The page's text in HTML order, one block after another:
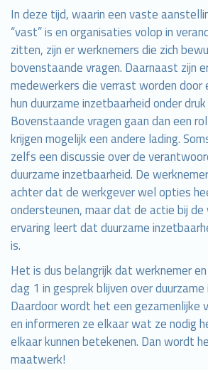
In deze tijd, waarin een vaste
“vast” is en organisaties volop in
zitten, zijn er werknemers die zich
bovenstaande vragen. Daarnaast zijn
medewerkers die verrast worden door
hun duurzame inzetbaarheid onder
Bovenstaande vragen gaan dan een
krijgen mogelijk een andere lading.
zelfs een discussie over de
duurzame inzetbaarheid. De
achter dat de werkgever wel opties
ondersteunen, maar dat de actie bij
ervaring leert dat duurzame
is.
Het is dus belangrijk dat werknemer
dag 1 in gesprek blijven over
Daardoor wordt het een gezamenlijke
en informeren ze elkaar wat ze nodig
elkaar kunnen betekenen. Dan wordt
maatwerk!